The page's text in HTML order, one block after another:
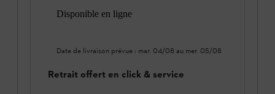
Disponible en ligne
Date de livraison prévue : mar. 04/08 au mer. 05/08
Retrait offert en click & service